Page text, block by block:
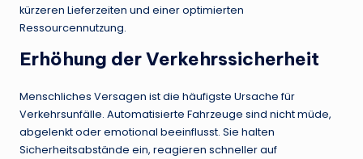
kürzeren Lieferzeiten und einer optimierten
Ressourcennutzung.
Erhöhung der Verkehrssicherheit
Menschliches Versagen ist die häufigste Ursache für
Verkehrsunfälle. Automatisierte Fahrzeuge sind nicht müde,
abgelenkt oder emotional beeinflusst. Sie halten
Sicherheitsabstände ein, reagieren schneller auf